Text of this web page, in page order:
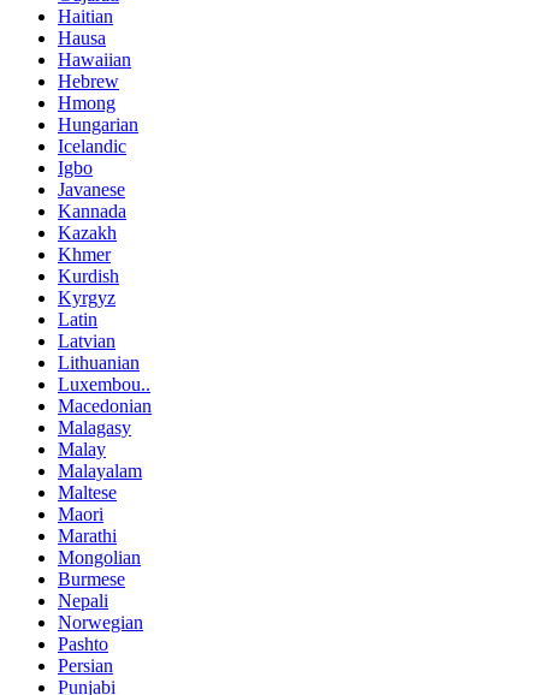
Haitian
Hausa
Hawaiian
Hebrew
Hmong
Hungarian
Icelandic
Igbo
Javanese
Kannada
Kazakh
Khmer
Kurdish
Kyrgyz
Latin
Latvian
Lithuanian
Luxembou..
Macedonian
Malagasy
Malay
Malayalam
Maltese
Maori
Marathi
Mongolian
Burmese
Nepali
Norwegian
Pashto
Persian
Punjabi